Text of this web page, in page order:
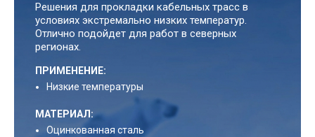
Решения для прокладки кабельных трасс в
условиях экстремально низких температур.
Отлично подойдет для работ в северных
регионах.
ПРИМЕНЕНИЕ:
Низкие температуры
МАТЕРИАЛ:
Оцинкованная сталь